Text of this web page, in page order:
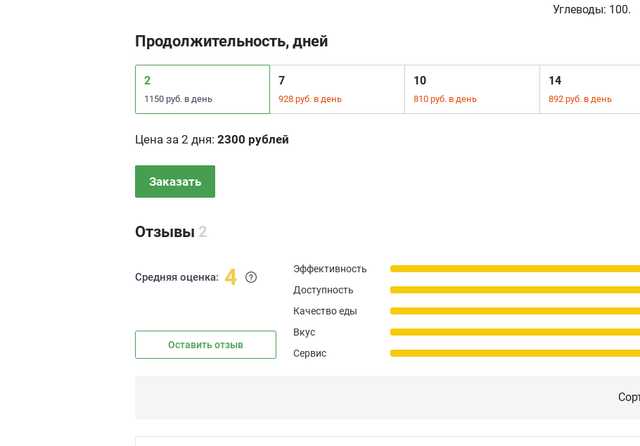
Углеводы: 100.
Продолжительность, дней
2
1150 руб. в день
7
928 руб. в день
10
810 руб. в день
14
892 руб. в день
Цена за 2 дня: 2300 рублей
Заказать
Отзывы 2
Средняя оценка: 4
Оставить отзыв
Эффективность
Доступность
Качество еды
Вкус
Сервис